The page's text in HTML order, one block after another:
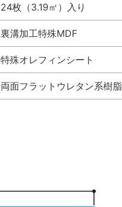
24枚（3.19㎡）入り
裏溝加工特殊MDF
特殊オレフィンシート
両面フラットウレタン系樹脂